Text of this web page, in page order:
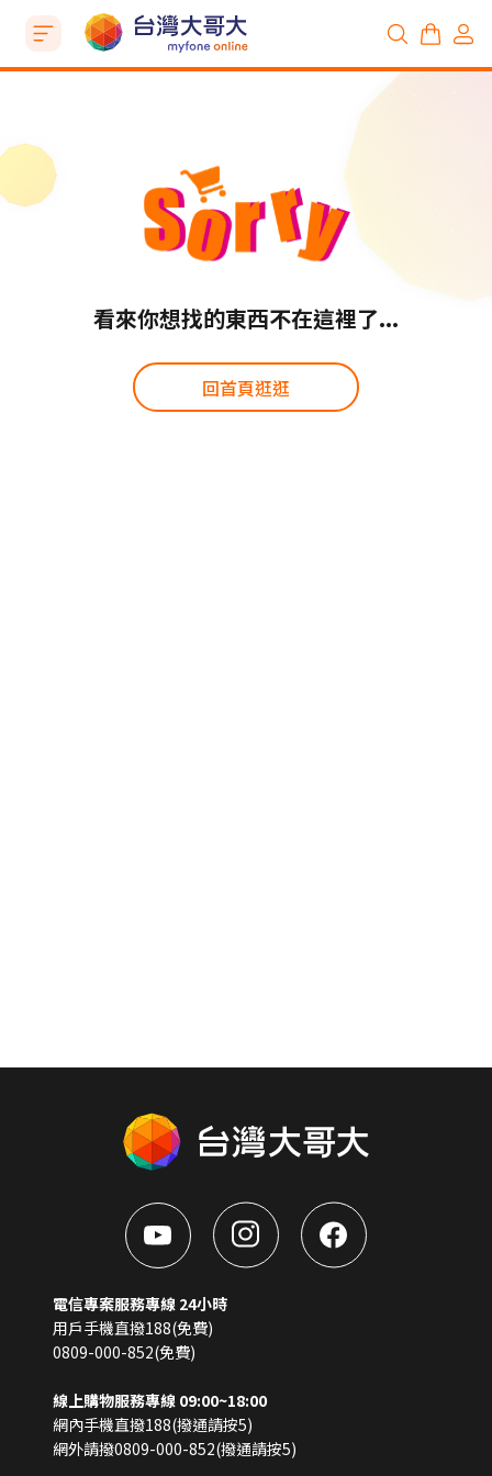
看來你想找的東西不在這裡了...
回首頁逛逛
電信專案服務專線 24小時
用戶手機直撥188(免費)
0809-000-852(免費)
線上購物服務專線 09:00~18:00
網內手機直撥188(撥通請按5)
網外請撥0809-000-852(撥通請按5)